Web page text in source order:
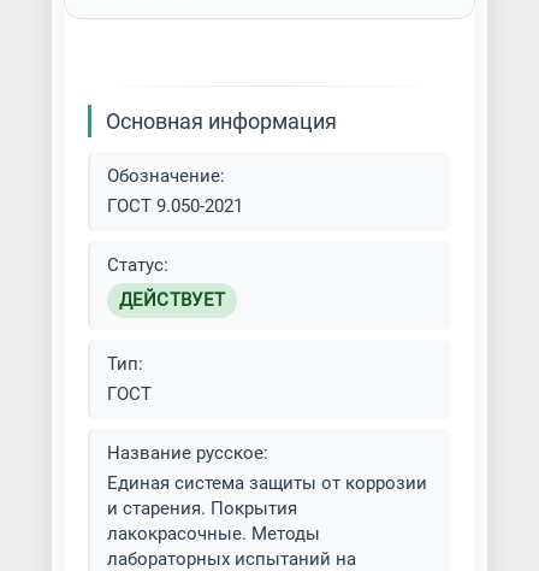
Покраска акриловыми красками
Покраска алкидными красками
Покраска краскопультом
Покраска кровли
Покраска металла
Покраска металла под латунь
Основная информация
Обозначение:
ГОСТ 9.050-2021
Статус:
ДЕЙСТВУЕТ
Тип:
ГОСТ
Название русское:
Единая система защиты от коррозии
и старения. Покрытия
лакокрасочные. Методы
лабораторных испытаний на